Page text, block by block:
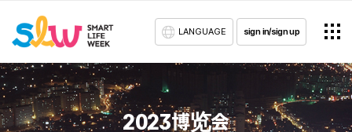
LANGUAGE sign in/sign up
2023博览会